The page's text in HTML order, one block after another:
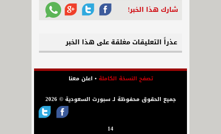
شارك هذا الخبر!
عذراً التعليقات مغلقة على هذا الخبر
تصفح النسخة الكاملة• اعلن معنا
جميع الحقوق محفوظة لـ سبورت السعودية © 2026
14